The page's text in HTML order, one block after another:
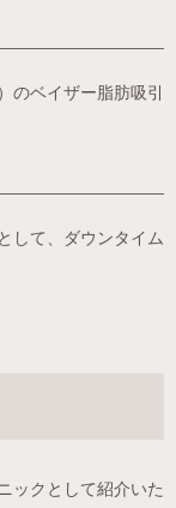
のベイザー脂肪吸引
して、ダウンタイム
ックとして紹介いた